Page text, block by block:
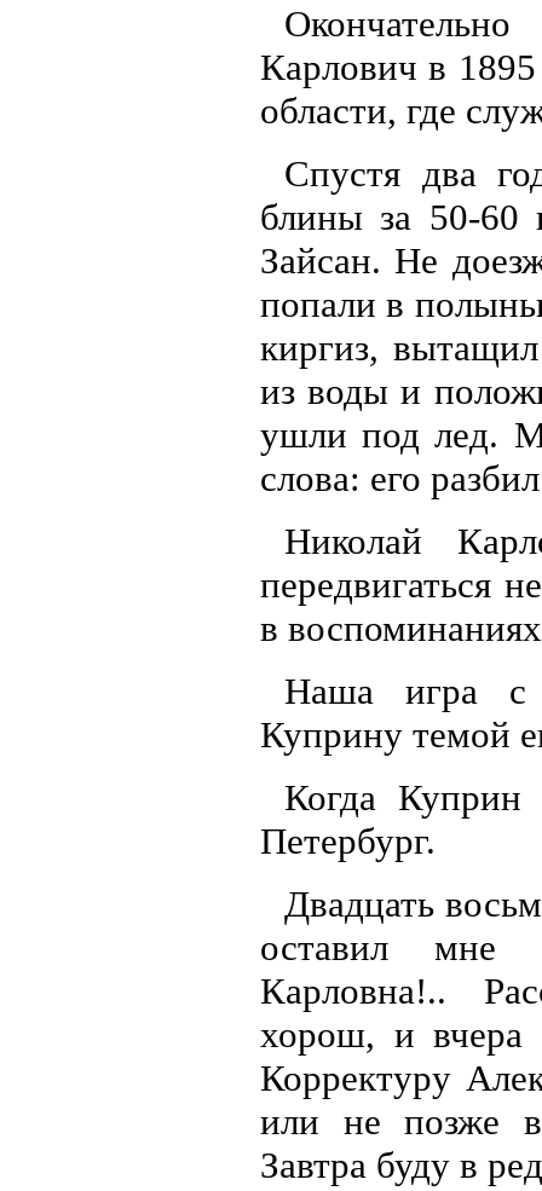
Карлович в
области, где
Спустя два
блины за 50-60
Зайсан. Не
попали в
киргиз,
из воды и
ушли под лед.
слова: его
Николай
передвигаться
в
Наша игра с
Куприну темой
Когда
Петербург.
Двадцать
оставил мне
Карловна!..
хорош, и
Корректуру
или не позже
Завтра буду в